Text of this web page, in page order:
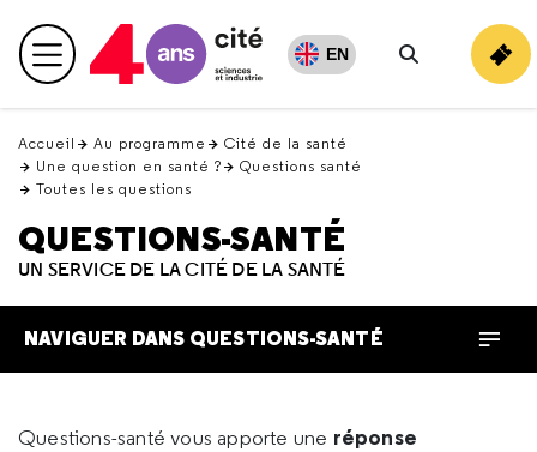
en
haut Menu principal EN
Rechercher
Accueil Au programme
Cité de la santé
Une question en santé ?
Questions santé
Toutes les questions
QUESTIONS-SANTÉ
UN SERVICE DE LA CITÉ DE LA SANTÉ
NAVIGUER DANS QUESTIONS-SANTÉ
Questions-santé vous apporte une réponse